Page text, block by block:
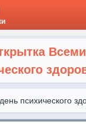
психического